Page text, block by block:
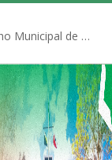
Políticas Municipais aprovadas pelo Conselho Municipal de Educação (CME)